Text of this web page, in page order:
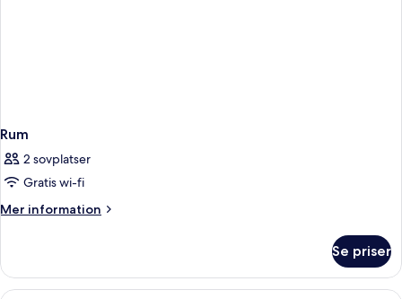
Rum
2 sovplatser
Gratis wi-fi
Mer information
Mer
Se priser